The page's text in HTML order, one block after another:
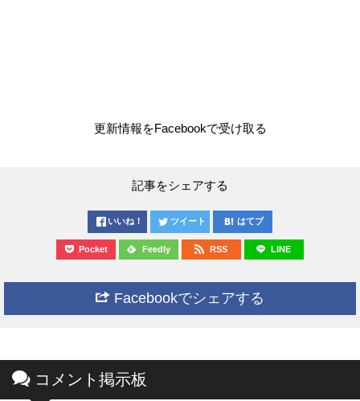
更新情報をFacebookで受け取る
記事をシェアする
いいね！ ツイート はてブ
Pocket Feedly RSS LINE
Facebookでシェアする
コメント掲示板